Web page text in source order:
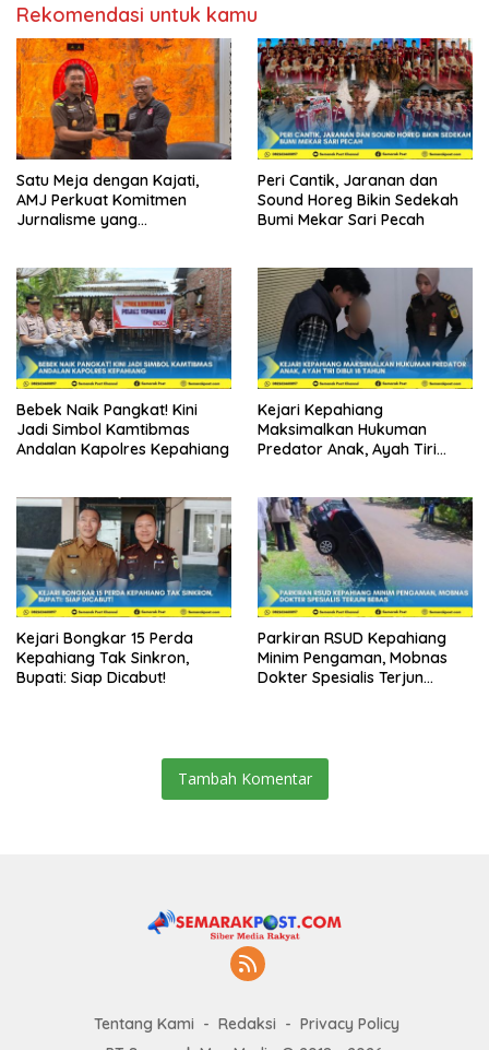
Rekomendasi untuk kamu
Satu Meja dengan Kajati,
AMJ Perkuat Komitmen
Jurnalisme yang
Peri Cantik, Jaranan dan
Sound Horeg Bikin Sedekah
Bumi Mekar Sari Pecah
Bebek Naik Pangkat! Kini
Jadi Simbol Kamtibmas
Andalan Kapolres Kepahiang
Kejari Kepahiang
Maksimalkan Hukuman
Predator Anak, Ayah Tiri
Kejari Bongkar 15 Perda
Kepahiang Tak Sinkron,
Bupati: Siap Dicabut!
Parkiran RSUD Kepahiang
Minim Pengaman, Mobnas
Dokter Spesialis Terjun
Tambah Komentar
Tentang Kami Redaksi
Privacy Policy